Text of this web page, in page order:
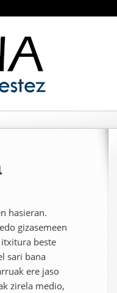
hasieran.
gizasemeen
beste
sari bana
ere jaso
zirela medio,